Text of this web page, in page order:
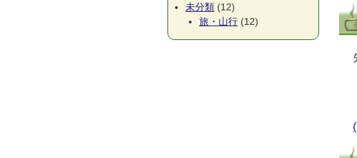
未分類 (12)
旅・山行 (12)